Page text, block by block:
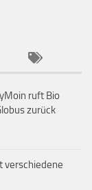
ruft Bio
zurück
verschiedene